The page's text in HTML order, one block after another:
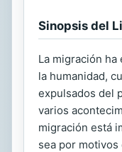
Sinopsis del
La migración
la humanidad,
expulsados del
varios
migración está
sea por